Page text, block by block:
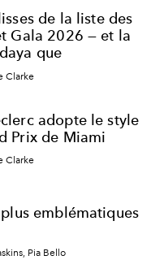
de la liste des
Gala 2026 — et la
que
Clarke
adopte le style
Prix de Miami
Clarke
emblématiques
Pia Bello